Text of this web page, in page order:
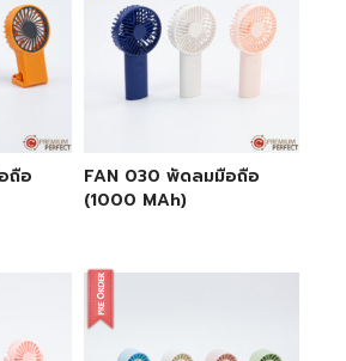
ถือ
FAN 030 พัดลมมือถือ
(1000 MAh)